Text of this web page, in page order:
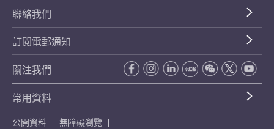
聯絡我們
訂閱電郵通知
關注我們
常用資料
公開資料 無障礙瀏覽